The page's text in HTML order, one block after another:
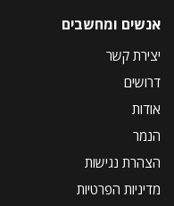
אנשים ומחשבים
יצירת קשר
דרושים
אודות
הנמר
הצהרת נגישות
מדיניות הפרטיות